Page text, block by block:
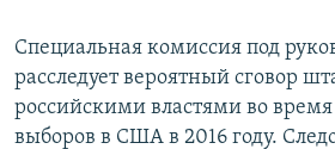
Специальная комиссия под
расследует вероятный сговор
российскими властями во
выборов в США в 2016 году.